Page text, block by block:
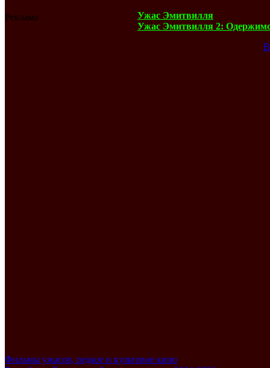
Реклама
Ужас Эмитвилля
Ужас Эмитвилля 2:
Фильмы ужасов, редкое и культовое кино